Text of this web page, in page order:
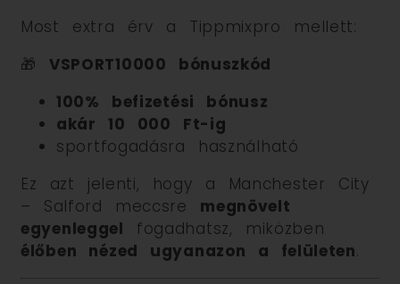
Most extra érv a Tippmixpro mellett:
🎁 VSPORT10000 bónuszkód
100% befizetési bónusz
akár 10 000 Ft-ig
sportfogadásra használható
Ez azt jelenti, hogy a Manchester City
– Salford meccsre megnövelt
egyenleggel fogadhatsz, miközben
élőben nézed ugyanazon a felületen.